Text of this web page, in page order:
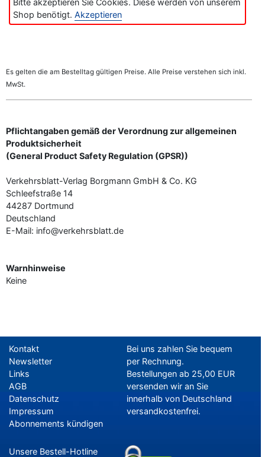
Shop benötigt. Akzeptieren
Es gelten die am Bestelltag gültigen Preise. Alle Preise verstehen sich inkl.
MwSt.
Pflichtangaben gemäß der Verordnung zur allgemeinen
Produktsicherheit
(General Product Safety Regulation (GPSR))
Verkehrsblatt-Verlag Borgmann GmbH & Co. KG
Schleefstraße 14
44287 Dortmund
Deutschland
E-Mail: info@verkehrsblatt.de
Warnhinweise
Keine
Kontakt
Newsletter
Links
AGB
Datenschutz
Impressum
Abonnements kündigen
Bei uns zahlen Sie bequem
per Rechnung.
Bestellungen ab 25,00 EUR
versenden wir an Sie
innerhalb von Deutschland
versandkostenfrei.
Unsere Bestell-Hotline